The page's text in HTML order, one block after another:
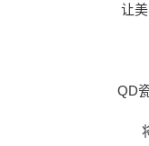
让
QD